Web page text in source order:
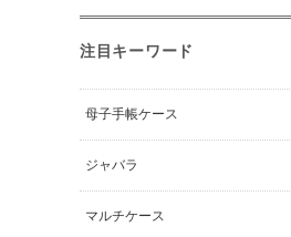
注目キーワード
母子手帳ケース
ジャバラ
マルチケース